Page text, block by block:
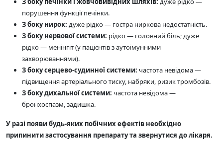
порушення функції печінки.
З боку нирок: дуже рідко — гостра ниркова недостатність.
З боку нервової системи: рідко — головний біль; дуже
рідко — менінгіт (у пацієнтів з аутоімунними
захворюваннями).
З боку серцево-судинної системи: частота невідома —
підвищення артеріального тиску, набряки, ризик тромбозів.
З боку дихальної системи: частота невідома —
бронхоспазм, задишка.
У разі появи будь-яких побічних ефектів необхідно
припинити застосування препарату та звернутися до лікаря.